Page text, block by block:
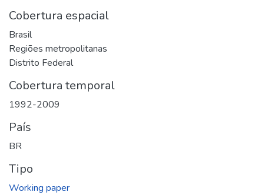
Cobertura espacial
Brasil
Regiões metropolitanas
Distrito Federal
Cobertura temporal
1992-2009
País
BR
Tipo
Working paper